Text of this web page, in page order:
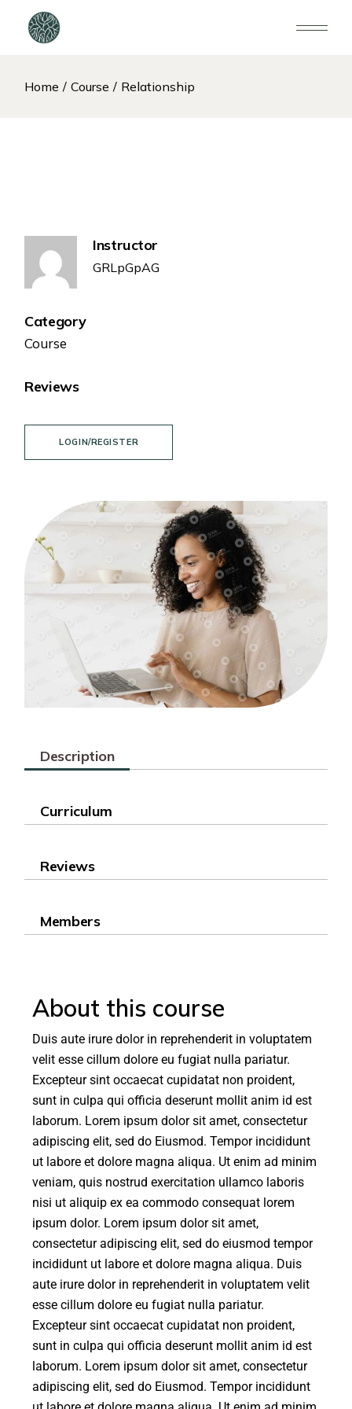
Home Course Relationship
Instructor
GRLpGpAG
Category
Course
Reviews
LOGIN/REGISTER
Description
Curriculum
Reviews
Members
About this course
Duis aute irure dolor in reprehenderit in voluptatem
velit esse cillum dolore eu fugiat nulla pariatur.
Excepteur sint occaecat cupidatat non proident,
sunt in culpa qui officia deserunt mollit anim id est
laborum. Lorem ipsum dolor sit amet, consectetur
adipiscing elit, sed do Eiusmod. Tempor incididunt
ut labore et dolore magna aliqua. Ut enim ad minim
veniam, quis nostrud exercitation ullamco laboris
nisi ut aliquip ex ea commodo consequat lorem
ipsum dolor. Lorem ipsum dolor sit amet,
consectetur adipiscing elit, sed do eiusmod tempor
incididunt ut labore et dolore magna aliqua. Duis
aute irure dolor in reprehenderit in voluptatem velit
esse cillum dolore eu fugiat nulla pariatur.
Excepteur sint occaecat cupidatat non proident,
sunt in culpa qui officia deserunt mollit anim id est
laborum. Lorem ipsum dolor sit amet, consectetur
adipiscing elit, sed do Eiusmod. Tempor incididunt